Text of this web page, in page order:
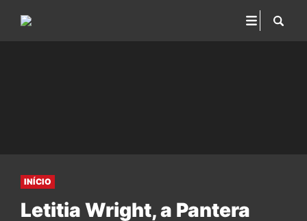
INÍCIO
Letitia Wright, a Pantera